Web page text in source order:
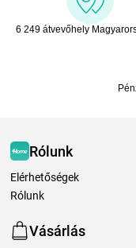
6 249 átvevőhely
Rólunk
Elérhetőségek
Rólunk
Vásárlás